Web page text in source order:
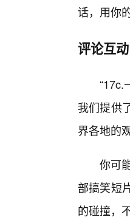
话，用你
评论互
“17c.
我们提供
界各地的
你可
部搞笑短
的碰撞，